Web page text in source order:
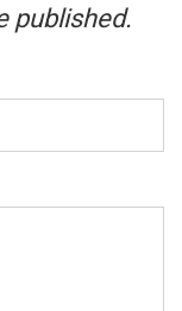
published.